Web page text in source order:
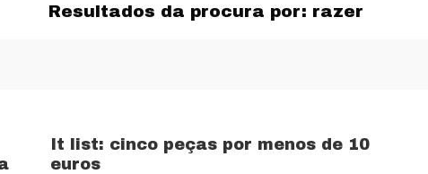
Resultados da procura por: razer
It list: cinco peças por menos de 10
euros